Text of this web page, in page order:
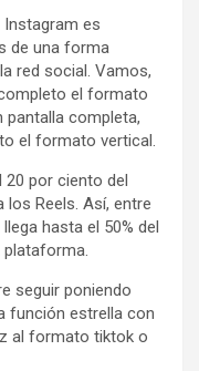
Instagram es
de una forma
red social. Vamos,
el formato
completa,
el formato vertical.
por ciento del
los Reels. Así, entre
hasta el 50% del
plataforma.
seguir poniendo
función estrella con
al formato tiktok o